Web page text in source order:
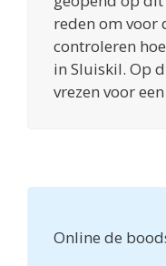
reden om voor
controleren
in Sluiskil. Op
vrezen voor
Online de